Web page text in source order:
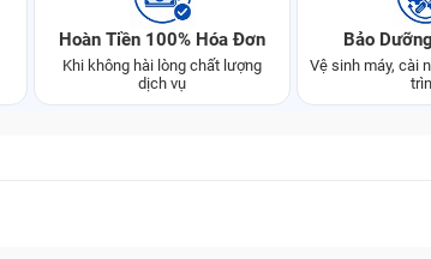
Hoàn Tiền 100% Hóa Đơn
Khi không hài lòng chất lượng
dịch vụ
Bảo
Vệ sinh máy, cài